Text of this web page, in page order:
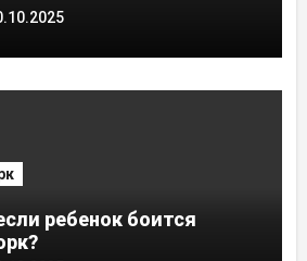
ребенок боится